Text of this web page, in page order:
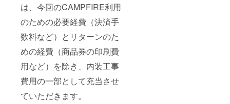
は、今回のCAMPFIRE利用
のための必要経費（決済手
数料など）とリターンのた
めの経費（商品券の印刷費
用など）を除き、内装工事
費用の一部として充当させ
ていただきます。